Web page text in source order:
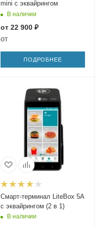
mini с эквайрингом
В наличии
от 22 900 ₽
от
ПОДРОБНЕЕ
Смарт-терминал LiteBox 5А
с эквайрингом (2 в 1)
В наличии